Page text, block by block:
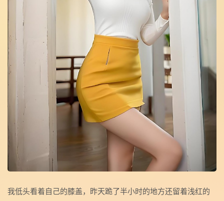
我低头看着自己的膝盖，昨天跪了半小时的地方还留着浅红的